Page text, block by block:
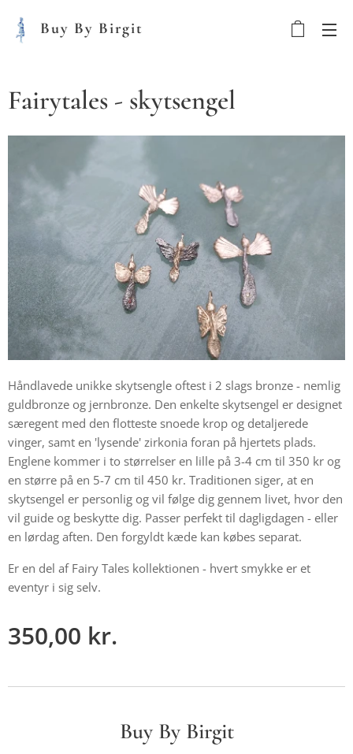
Buy By Birgit
Fairytales - skytsengel
Håndlavede unikke skytsengle oftest i 2 slags bronze - nemlig
guldbronze og jernbronze. Den enkelte skytsengel er designet
særegent med den flotteste snoede krop og detaljerede
vinger, samt en 'lysende' zirkonia foran på hjertets plads.
Englene kommer i to størrelser en lille på 3-4 cm til 350 kr og
en større på en 5-7 cm til 450 kr. Traditionen siger, at en
skytsengel er personlig og vil følge dig gennem livet, hvor den
vil guide og beskytte dig. Passer perfekt til dagligdagen - eller
en lørdag aften. Den forgyldt kæde kan købes separat.
Er en del af Fairy Tales kollektionen - hvert smykke er et
eventyr i sig selv.
350,00 kr.
Buy By Birgit